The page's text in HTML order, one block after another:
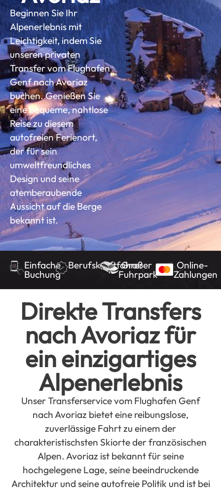
Beginnen Sie Ihr
Alpenerlebnis mit
Leichtigkeit, indem Sie
unseren privaten
Transfer vom Flughafen
Genf nach Avoriaz
buchen. Genießen Sie
eine bequeme, nahtlose
Reise zu diesem
autofreien Ferienort,
der für sein
umweltfreundliches
Design und seine
atemberaubende
Aussicht auf die Berge
bekannt ist.
Einfache
Buchung
Berufskraftfahrer
Großer
Fuhrpark
Online-
Zahlungen
Direkte Transfers
nach Avoriaz für
ein einzigartiges
Alpenerlebnis
Unser Transferservice vom Flughafen Genf
nach Avoriaz bietet eine reibungslose,
zuverlässige Fahrt zu einem der
charakteristischsten Skiorte der französischen
Alpen. Avoriaz ist bekannt für seine
hochgelegene Lage, seine beeindruckende
Architektur und seine autofreie Politik und ist bei